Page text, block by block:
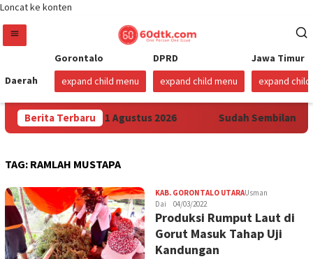
Loncat ke konten
Daerah
Gorontalo
expand child menu
DPRD
expand child menu
Jawa Timur
expand child
Berita Terbaru
di Sulawesi Mulai 1 Agustus 2026 Sudah Sembilan
TAG: RAMLAH MUSTAPA
KAB. GORONTALO UTARAUsman
Dai
04/03/2022
Produksi Rumput Laut di
Gorut Masuk Tahap Uji
Kandungan